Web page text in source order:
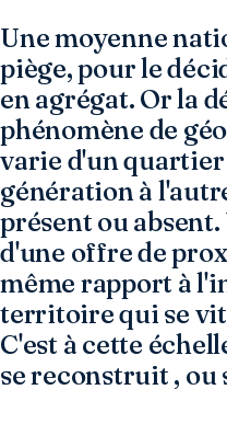
Une moyenne
piège, pour le
en agrégat. Or la
phénomène de
varie d'un quartier
génération à
présent ou
d'une offre de
même rapport à
territoire qui se
C'est à cette
se reconstruit , ou